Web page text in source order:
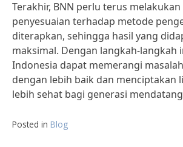
Terakhir, BNN perlu terus melakukan
penyesuaian terhadap metode
diterapkan, sehingga hasil yang
maksimal. Dengan langkah-langkah
Indonesia dapat memerangi
dengan lebih baik dan menciptakan
lebih sehat bagi generasi
Posted in Blog